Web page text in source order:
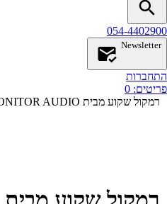
054-4402900
Newsletter
התחברות
פריטים: 0
רמקול שקוע מבית MONITOR AUDIO